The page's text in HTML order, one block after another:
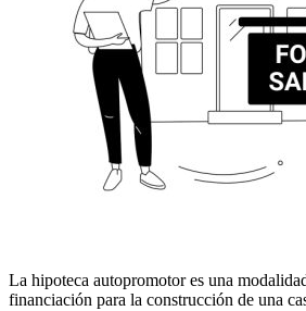
La hipoteca autopromotor es una
financiación para la construcción de una